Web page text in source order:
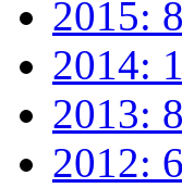
2015:
2014:
2013:
2012: